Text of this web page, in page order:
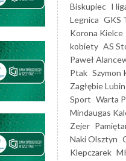
Biskupiec I
Legnica GKS
Korona Kielce
kobiety AS
Paweł
Ptak Szymon
Zagłębie Lubin
Sport Warta
Mindaugas
Zejer
Naki Olsztyn
Klepczarek